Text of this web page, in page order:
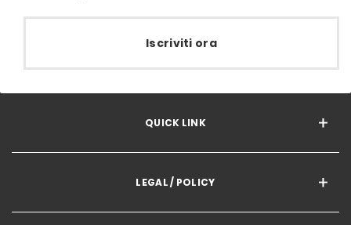
Iscriviti ora
QUICK LINK
LEGAL / POLICY